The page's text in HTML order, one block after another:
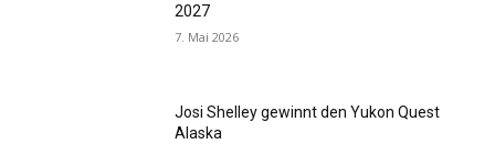
2027
7. Mai 2026
Josi Shelley gewinnt den Yukon Quest
Alaska